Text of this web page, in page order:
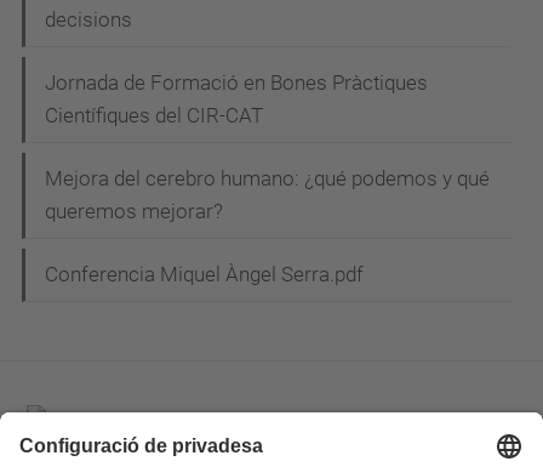
decisions
Jornada de Formació en Bones Pràctiques
Científiques del CIR-CAT
Mejora del cerebro humano: ¿qué podemos y qué
queremos mejorar?
Conferencia Miquel Àngel Serra.pdf